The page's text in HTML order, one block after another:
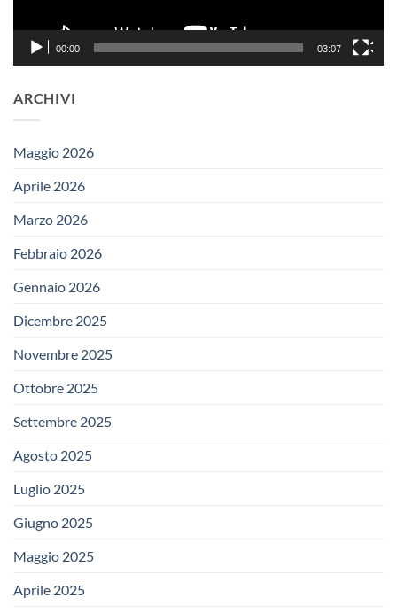
00:00 03:07
ARCHIVI
Maggio 2026
Aprile 2026
Marzo 2026
Febbraio 2026
Gennaio 2026
Dicembre 2025
Novembre 2025
Ottobre 2025
Settembre 2025
Agosto 2025
Luglio 2025
Giugno 2025
Maggio 2025
Aprile 2025